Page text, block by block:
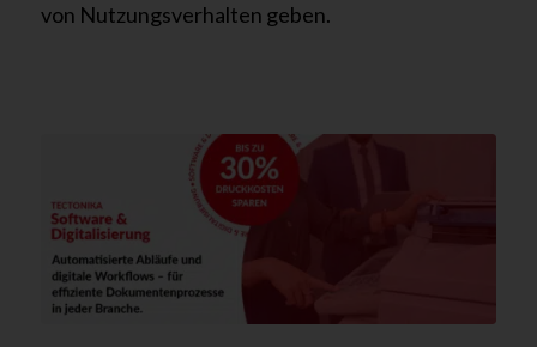
von Nutzungsverhalten geben.